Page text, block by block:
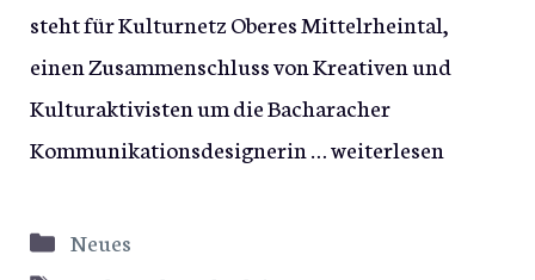
steht für Kulturnetz Oberes Mittelrheintal,
einen Zusammenschluss von Kreativen und
Kulturaktivisten um die Bacharacher
Kommunikationsdesignerin …weiterlesen
Kategorien
Neues